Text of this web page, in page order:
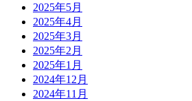
2025年5月
2025年4月
2025年3月
2025年2月
2025年1月
2024年12月
2024年11月